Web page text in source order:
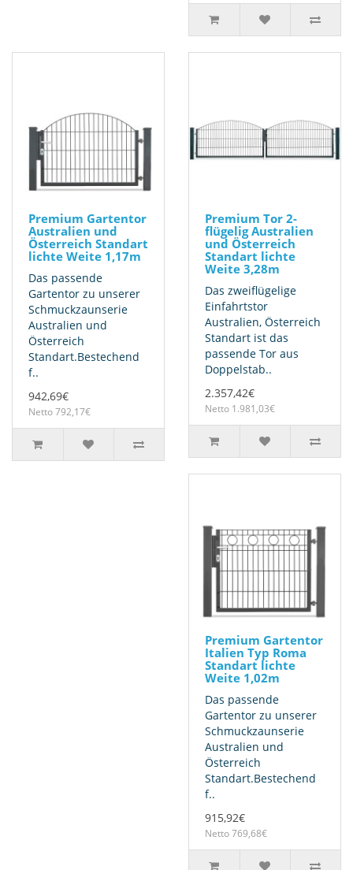
Premium Gartentor
Australien und
Österreich Standart
lichte Weite 1,17m
Das passende
Gartentor zu unserer
Schmuckzaunserie
Australien und
Österreich
Standart.Bestechend
f..
942,69€
Netto 792,17€
Premium Tor 2-
flügelig Australien
und Österreich
Standart lichte
Weite 3,28m
Das zweiflügelige
Einfahrtstor
Australien, Österreich
Standart ist das
passende Tor aus
Doppelstab..
2.357,42€
Netto 1.981,03€
Premium Gartentor
Italien Typ Roma
Standart lichte
Weite 1,02m
Das passende
Gartentor zu unserer
Schmuckzaunserie
Australien und
Österreich
Standart.Bestechend
f..
915,92€
Netto 769,68€